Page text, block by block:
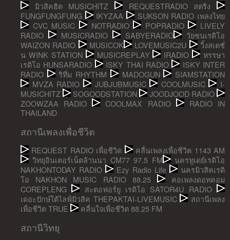
มิวสิคฮิต MUSICHITZ
REQUESTRADIO สตริง
FUNGFUNGFUNG
IKYZAA
SUKSON RADIO เพลงไทย
CVC MUSIC
NOTRADIO POPRADIO
LIVELY
RADIO
MUSICRADIO SABYERADIO
วัยซนเรดิโอ
WAIZON RADIO
MUSICOK LOVEMUSIC2U
วิ้งสเตชั่
น WINK STATION
MUSICREPLAY IRADIO
หรรษา
เรดิโอ HUNSARADIO
ISKY THAI RADIO
ISKY INTER
RADIO
ริทึ่ม RHYTHM MADOGUN
SIAMSTATION
MVZA RADIO
JUBJUBMUSIC COOLMUSIC
I-
MUSICHITZ
SOGOODSTATION
JOODJOOD RADIO
ZOOWZAA RADIO
COOLMAX RADIO
RADIO IN
THAILAND
สถานีเพลงเพื่อชีวิต
REQUEST RADIO เพื่อชีวิต
คลื่นเพลงเพื่อชีวิต 1143 AM
วิทยุอินเตอร์เน็ตล้านนา CM77 97.5 FM
นครทูเดย์เรดิโอ
NAKHONTODAY RADIO
Ezy Radio Life
นครมิวสิคเรดิ
โอ NAKHON MUSIC RADIO 88.25
คอเพลงดอทคอม
COREPLENG
สะตอฟอร์ยู เรดิโอ SATOR4U RADIO
เดอะปักษ์ใต้ไลฟ์มิวสิค THEPAKTAI-LIVEMUSIC
สถานีเพลง
เพื่อชีวิต TRUE
คลื่นใจเพื่อชีวิต 88.25 FM
สถานีวิทยุ